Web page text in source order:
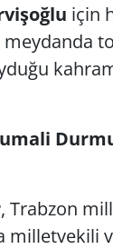
için
, Trabzon
milletvekili